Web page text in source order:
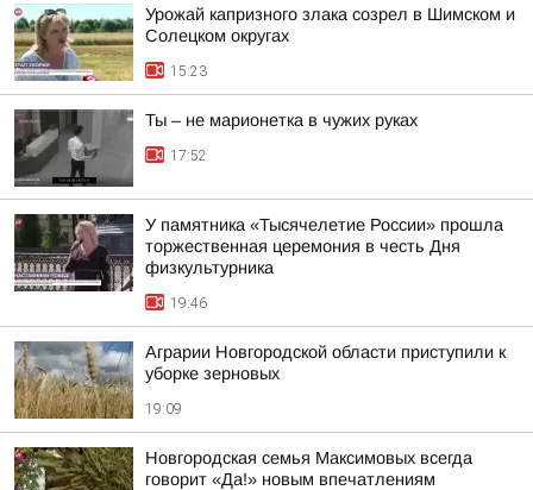
Урожай капризного злака созрел в Шимском и
Солецком округах
15:23
Ты – не марионетка в чужих руках
17:52
У памятника «Тысячелетие России» прошла
торжественная церемония в честь Дня
физкультурника
19:46
Аграрии Новгородской области приступили к
уборке зерновых
19:09
Новгородская семья Максимовых всегда
говорит «Да!» новым впечатлениям